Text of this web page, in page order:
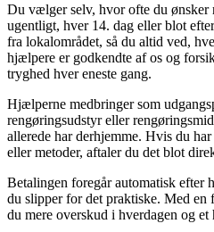
Du vælger selv, hvor ofte du
ugentligt, hver 14. dag eller blot
fra lokalområdet, så du altid ved,
hjælpere er godkendte af os og
tryghed hver eneste gang.
Hjælperne medbringer som
rengøringsudstyr eller
allerede har derhjemme. Hvis du
eller metoder, aftaler du det blot
Betalingen foregår automatisk efter
du slipper for det praktiske. Med
du mere overskud i hverdagen og